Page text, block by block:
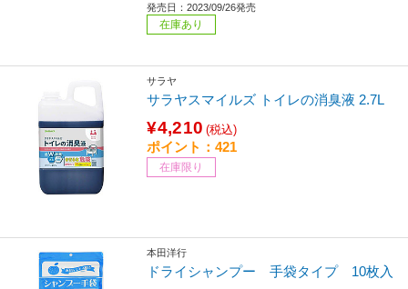
発売日：2023/09/26発売
在庫あり
サラヤ
サラヤスマイルズ トイレの消臭液 2.7L
¥4,210 (税込)
ポイント：421
在庫限り
本田洋行
ドライシャンプー 手袋タイプ 10枚入